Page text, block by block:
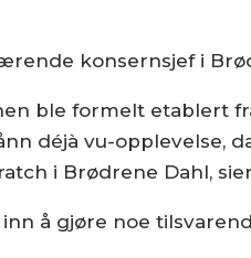
konsernsjef i
ble formelt etablert
déjà vu-opplevelse,
i Brødrene Dahl,
å gjøre noe